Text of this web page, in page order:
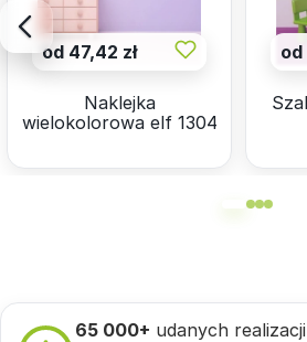
od 47,42 zł
Naklejka
wielokolorowa elf 1304
od
65 000+ udanych realizacji